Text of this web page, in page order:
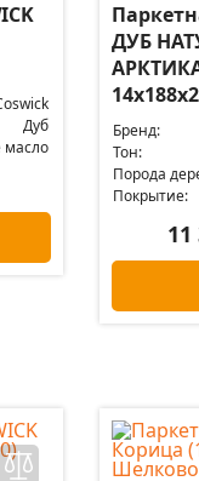
Дуб
масло
ДУБ
Бренд:
Тон:
Порода
Покрытие:
11